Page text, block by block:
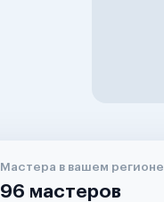
Мастера в вашем регионе
96 мастеров